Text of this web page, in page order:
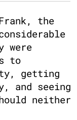
the
were
to
getting
and seeing
neither